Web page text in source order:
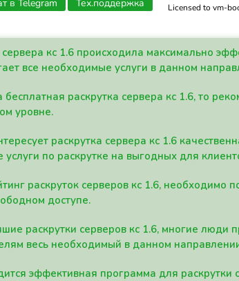
Licensed to vm-
в Telegram Тех.поддержка
кс 1.6 происходила максимально
все необходимые услуги в данном
раскрутка сервера кс 1.6, то
уровне.
раскрутка сервера кс 1.6
по раскрутке на выгодных для
раскруток серверов кс 1.6, необходимо
доступе.
раскрутки серверов кс 1.6, многие люди
весь необходимый в данном
эффективная программа для раскрутки